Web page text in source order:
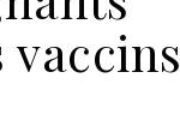
vaccins